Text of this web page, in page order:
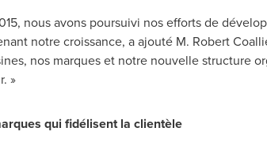
nous avons poursuivi nos efforts de
notre croissance, a ajouté M. Robert
nos marques et notre nouvelle structure
»
qui fidélisent la clientèle